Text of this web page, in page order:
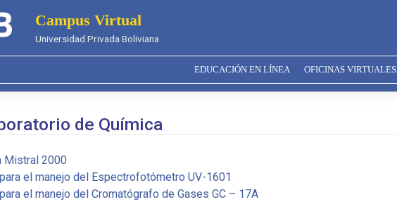
Campus Virtual
Universidad Privada Boliviana
EDUCACIÓN EN LÍNEA OFICINAS VIRTUALES
de Química
Mistral 2000
el manejo del Espectrofotómetro UV-1601
el manejo del Cromatógrafo de Gases GC – 17A